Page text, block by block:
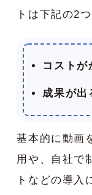
トは下記の2つ
コストが
成果が出
基本的に動画
用や、自社で
トなどの導入